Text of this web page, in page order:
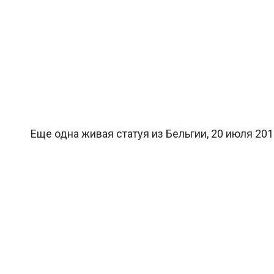
Еще одна живая статуя из Бельгии, 20 июля